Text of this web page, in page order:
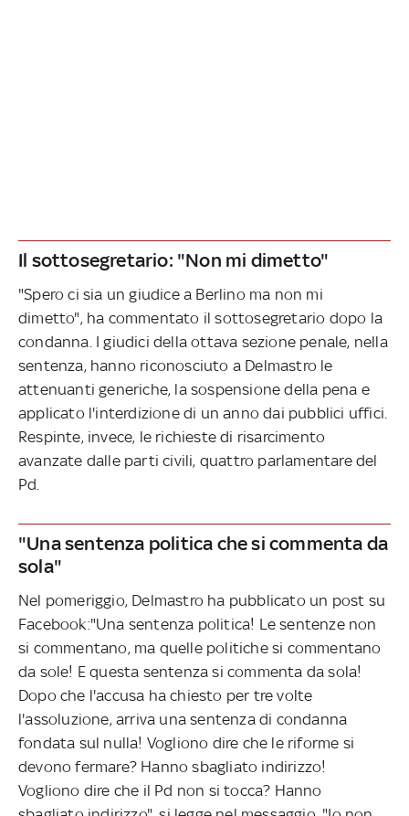
Il sottosegretario: "Non mi dimetto"
"Spero ci sia un giudice a Berlino ma non mi
dimetto", ha commentato il sottosegretario dopo la
condanna. I giudici della ottava sezione penale, nella
sentenza, hanno riconosciuto a Delmastro le
attenuanti generiche, la sospensione della pena e
applicato l'interdizione di un anno dai pubblici uffici.
Respinte, invece, le richieste di risarcimento
avanzate dalle parti civili, quattro parlamentare del
Pd.
"Una sentenza politica che si commenta da
sola"
Nel pomeriggio, Delmastro ha pubblicato un post su
Facebook:"Una sentenza politica! Le sentenze non
si commentano, ma quelle politiche si commentano
da sole! E questa sentenza si commenta da sola!
Dopo che l'accusa ha chiesto per tre volte
l'assoluzione, arriva una sentenza di condanna
fondata sul nulla! Vogliono dire che le riforme si
devono fermare? Hanno sbagliato indirizzo!
Vogliono dire che il Pd non si tocca? Hanno